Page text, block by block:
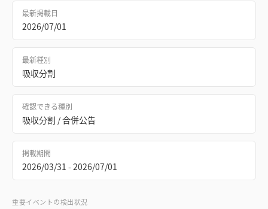
最新掲載日
2026/07/01
最新種別
吸収分割
確認できる種別
吸収分割 / 合併公告
掲載期間
2026/03/31 - 2026/07/01
重要イベントの検出状況